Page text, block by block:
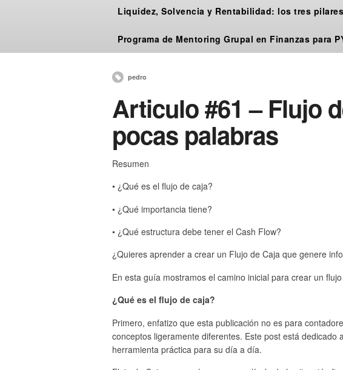
Liquidez, Solvencia y Rentabilidad: los tres
Programa de Mentoring Grupal en Finanzas para
pedro
Articulo #61 – Flujo
pocas palabras
Resumen
• ¿Qué es el flujo de caja?
• ¿Qué importancia tiene?
• ¿Qué estructura debe tener el Cash Flow?
¿Quieres aprender a crear un Flujo de Caja que genere
En esta guía mostramos el camino inicial para crear un
¿Qué es el flujo de caja?
Primero, enfatizo que esta publicación no es para
conceptos ligeramente diferentes. Este post está dedicado
herramienta práctica para su día a día.